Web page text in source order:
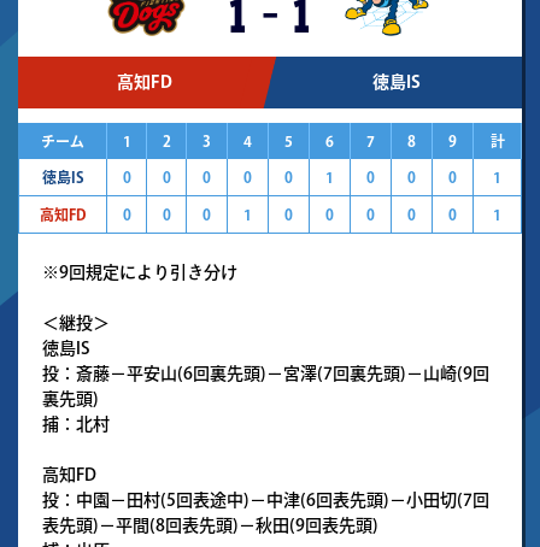
1 - 1
高知FD 徳島IS
チーム 1 2 3 4 5 6 7 8 9 計
徳島IS 0 0 0 0 0 1 0 0 0 1
高知FD 0 0 0 1 0 0 0 0 0 1
※9回規定により引き分け
＜継投＞
徳島IS
投：斎藤－平安山(6回裏先頭)－宮澤(7回裏先頭)－山崎(9回
裏先頭)
捕：北村
高知FD
投：中園－田村(5回表途中)－中津(6回表先頭)－小田切(7回
表先頭)－平間(8回表先頭)－秋田(9回表先頭)